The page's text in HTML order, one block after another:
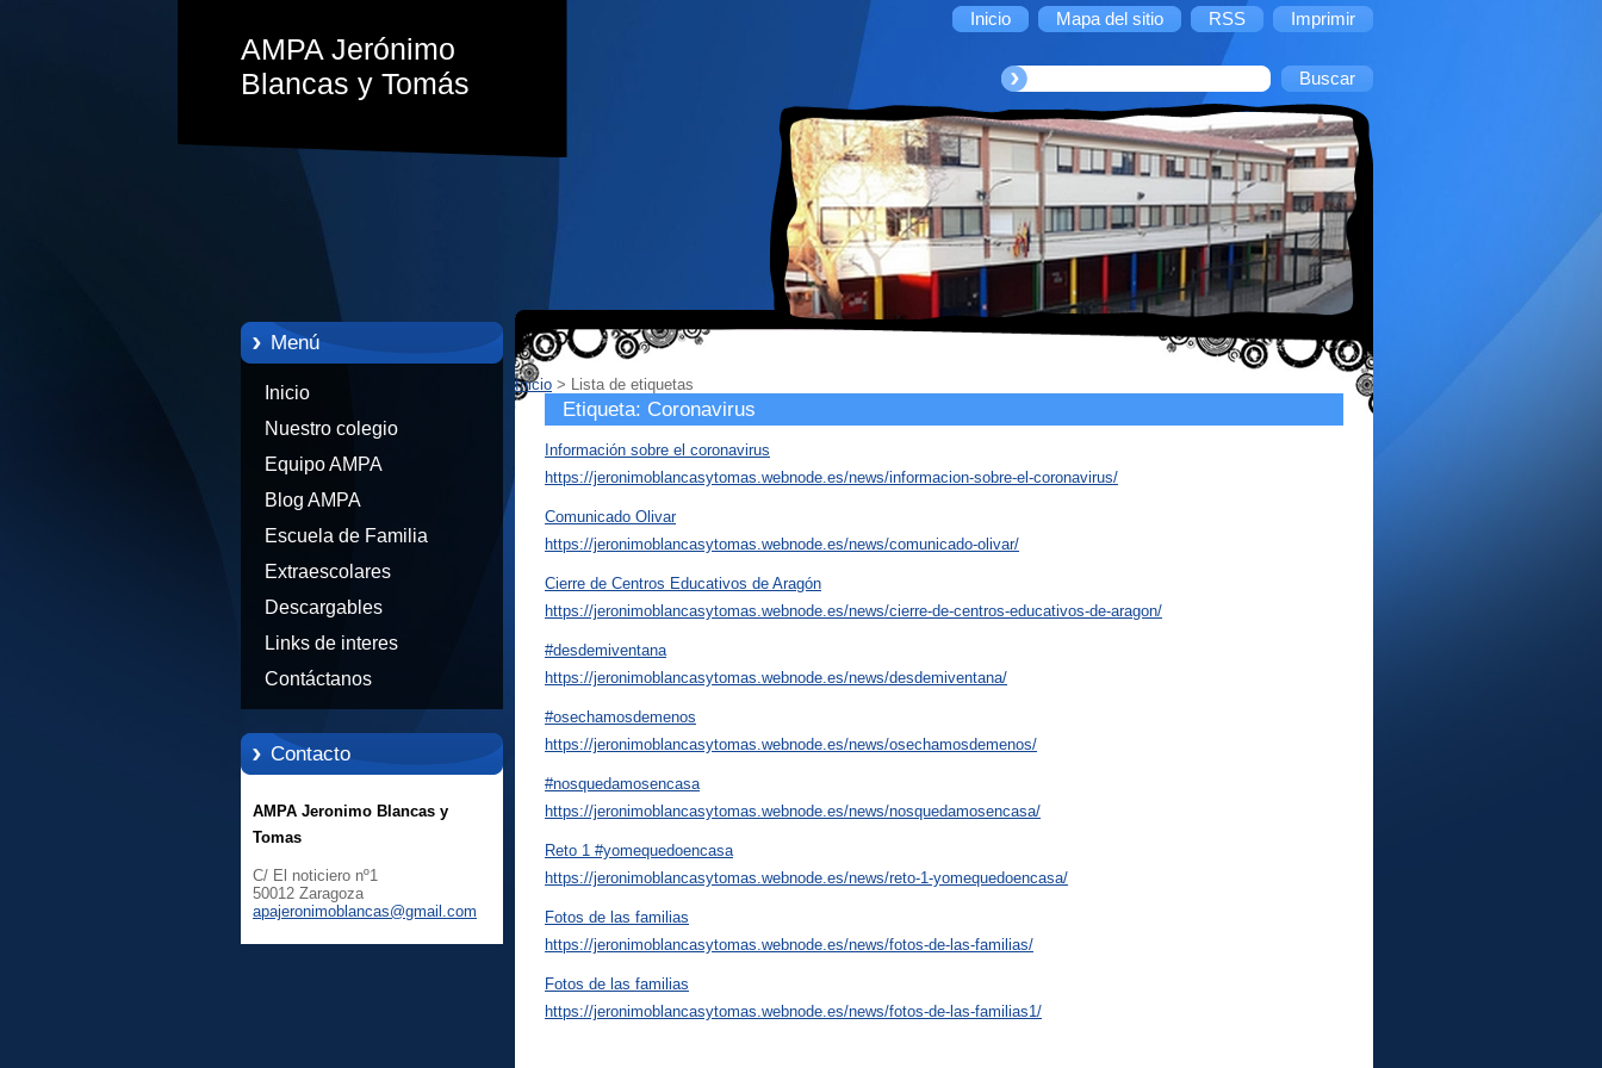
Inicio Mapa del sitio RSS Imprimir
AMPA Jerónimo
Blancas y Tomás
Menú
Inicio
Nuestro colegio
Equipo AMPA
Blog AMPA
Escuela de Familia
Extraescolares
Descargables
Links de interes
Contáctanos
Contacto
AMPA Jeronimo Blancas y
Tomas
C/ El noticiero nº1
50012 Zaragoza
apajeronimoblancas@gmail .com
Inicio > Lista de etiquetas
Etiqueta: Coronavirus
Información sobre el coronavirus
https://jeronimoblancasytomas.webnode.es/news/informacion-sobre-el-coronavirus/
Comunicado Olivar
https://jeronimoblancasytomas.webnode.es/news/comunicado-olivar/
Cierre de Centros Educativos de Aragón
https://jeronimoblancasytomas.webnode.es/news/cierre-de-centros-educativos-de-aragon/
#desdemiventana
https://jeronimoblancasytomas.webnode.es/news/desdemiventana/
#osechamosdemenos
https://jeronimoblancasytomas.webnode.es/news/osechamosdemenos/
#nosquedamosencasa
https://jeronimoblancasytomas.webnode.es/news/nosquedamosencasa/
Reto 1 #yomequedoencasa
https://jeronimoblancasytomas.webnode.es/news/reto-1-yomequedoencasa/
Fotos de las familias
https://jeronimoblancasytomas.webnode.es/news/fotos-de-las-familias/
Fotos de las familias
https://jeronimoblancasytomas.webnode.es/news/fotos-de-las-familias1/